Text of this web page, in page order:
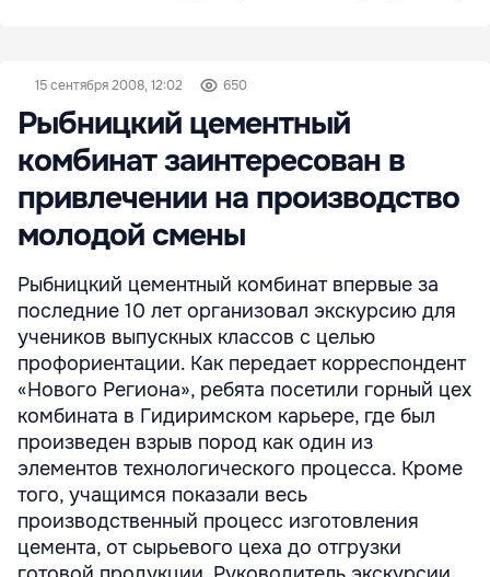
15 сентября 2008, 12:02 650
Рыбницкий цементный
комбинат заинтересован в
привлечении на производство
молодой смены
Рыбницкий цементный комбинат впервые за
последние 10 лет организовал экскурсию для
учеников выпускных классов с целью
профориентации. Как передает корреспондент
«Нового Региона», ребята посетили горный цех
комбината в Гидиримском карьере, где был
произведен взрыв пород как один из
элементов технологического процесса. Кроме
того, учащимся показали весь
производственный процесс изготовления
цемента, от сырьевого цеха до отгрузки